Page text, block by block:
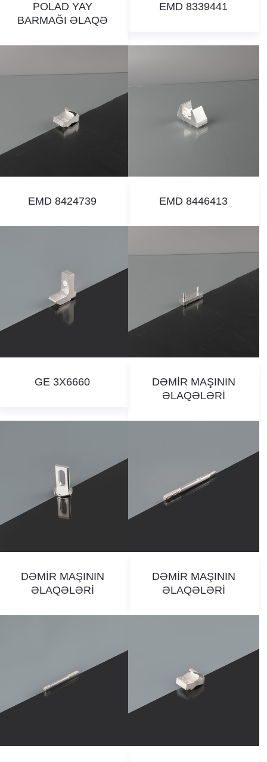
POLAD YAY
BARMAĞI ƏLAQƏ
EMD 8339441
EMD 8424739 EMD 8446413
GE 3X6660
DƏMİR MAŞININ
ƏLAQƏLƏRİ
DƏMİR MAŞININ
ƏLAQƏLƏRİ
DƏMİR MAŞININ
ƏLAQƏLƏRİ